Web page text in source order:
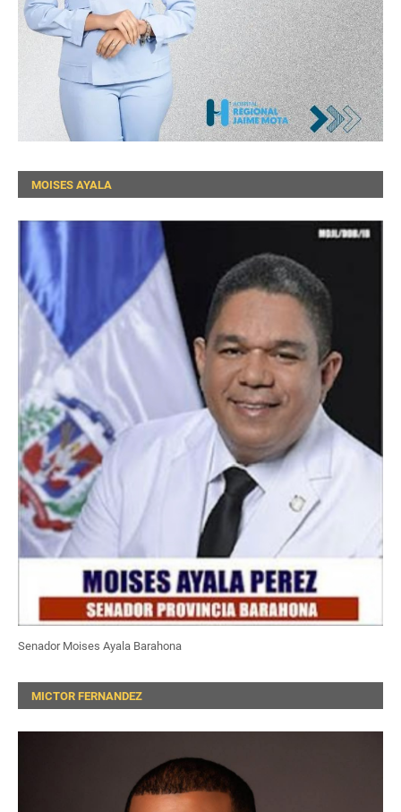
MOISES AYALA
Senador Moises Ayala Barahona
MICTOR FERNANDEZ